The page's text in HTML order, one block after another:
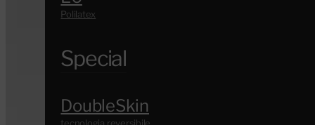
Special
DoubleSkin